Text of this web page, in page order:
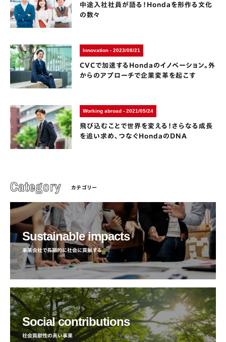
中途入社社員が語る！Hondaを形作る文化
の数々
Innovation - 2023/08/21
CVCで加速するHondaのイノベーション。外
からのアプローチで企業変革を起こす
Working abroad - 2021/05/24
飛び込むことで世界を変える！さらなる成長
を追い求め、つなぐHondaのDNA
カテゴリー
Sustainable impacts
事業会社で長期的に社会に貢献する
Social contributions
社会貢献性の高い事業